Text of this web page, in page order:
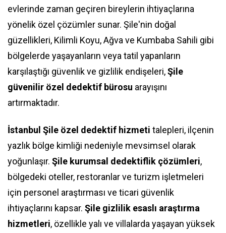
evlerinde zaman geçiren bireylerin ihtiyaçlarına
yönelik özel çözümler sunar. Şile'nin doğal
güzellikleri, Kilimli Koyu, Ağva ve Kumbaba Sahili gibi
bölgelerde yaşayanların veya tatil yapanların
karşılaştığı güvenlik ve gizlilik endişeleri,Şile
güvenilir özel dedektif bürosu arayışını
artırmaktadır.
İstanbul Şile özel dedektif hizmeti talepleri, ilçenin
yazlık bölge kimliği nedeniyle mevsimsel olarak
yoğunlaşır. Şile kurumsal dedektiflik çözümleri,
bölgedeki oteller, restoranlar ve turizm işletmeleri
için personel araştırması ve ticari güvenlik
ihtiyaçlarını kapsar. Şile gizlilik esaslı araştırma
hizmetleri, özellikle yalı ve villalarda yaşayan yüksek